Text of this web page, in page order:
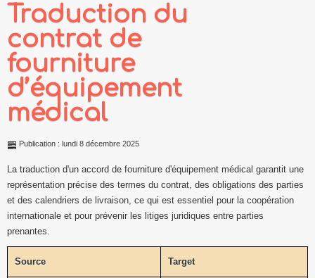
Traduction du
contrat de
fourniture
d’équipement
médical
Publication : lundi 8 décembre 2025
La traduction d'un accord de fourniture d'équipement médical garantit une
représentation précise des termes du contrat, des obligations des parties
et des calendriers de livraison, ce qui est essentiel pour la coopération
internationale et pour prévenir les litiges juridiques entre parties
prenantes.
Source Target